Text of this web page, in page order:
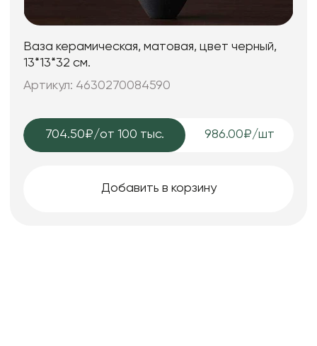
Ваза керамическая, матовая, цвет черный,
13*13*32 см.
Артикул: 4630270084590
704.50₽/от 100 тыс. 986.00₽/шт
Добавить в корзину